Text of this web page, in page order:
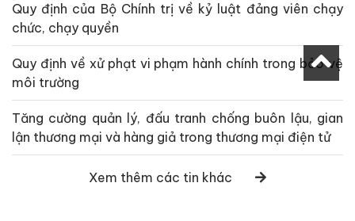
Quy định của Bộ Chính trị về kỷ luật đảng viên chạy
chức, chạy quyền
Quy định về xử phạt vi phạm hành chính trong bảo vệ
môi trường
Tăng cường quản lý, đấu tranh chống buôn lậu, gian
lận thương mại và hàng giả trong thương mại điện tử
Xem thêm các tin khác